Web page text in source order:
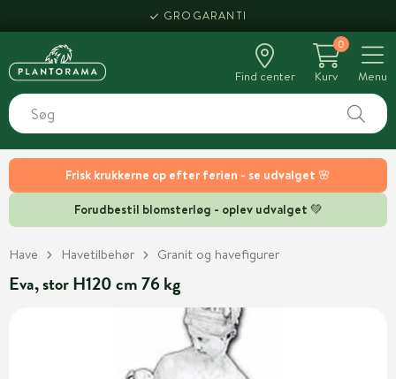
Frisk krukkerne op efter ferien - se udvalget 🌸
Forudbestil blomsterløg - oplev udvalget 💚
GROGARANTI
Find center
0
Kurv
Menu
Have Havetilbehør Granit og havefigurer
Eva, stor H120 cm 76 kg